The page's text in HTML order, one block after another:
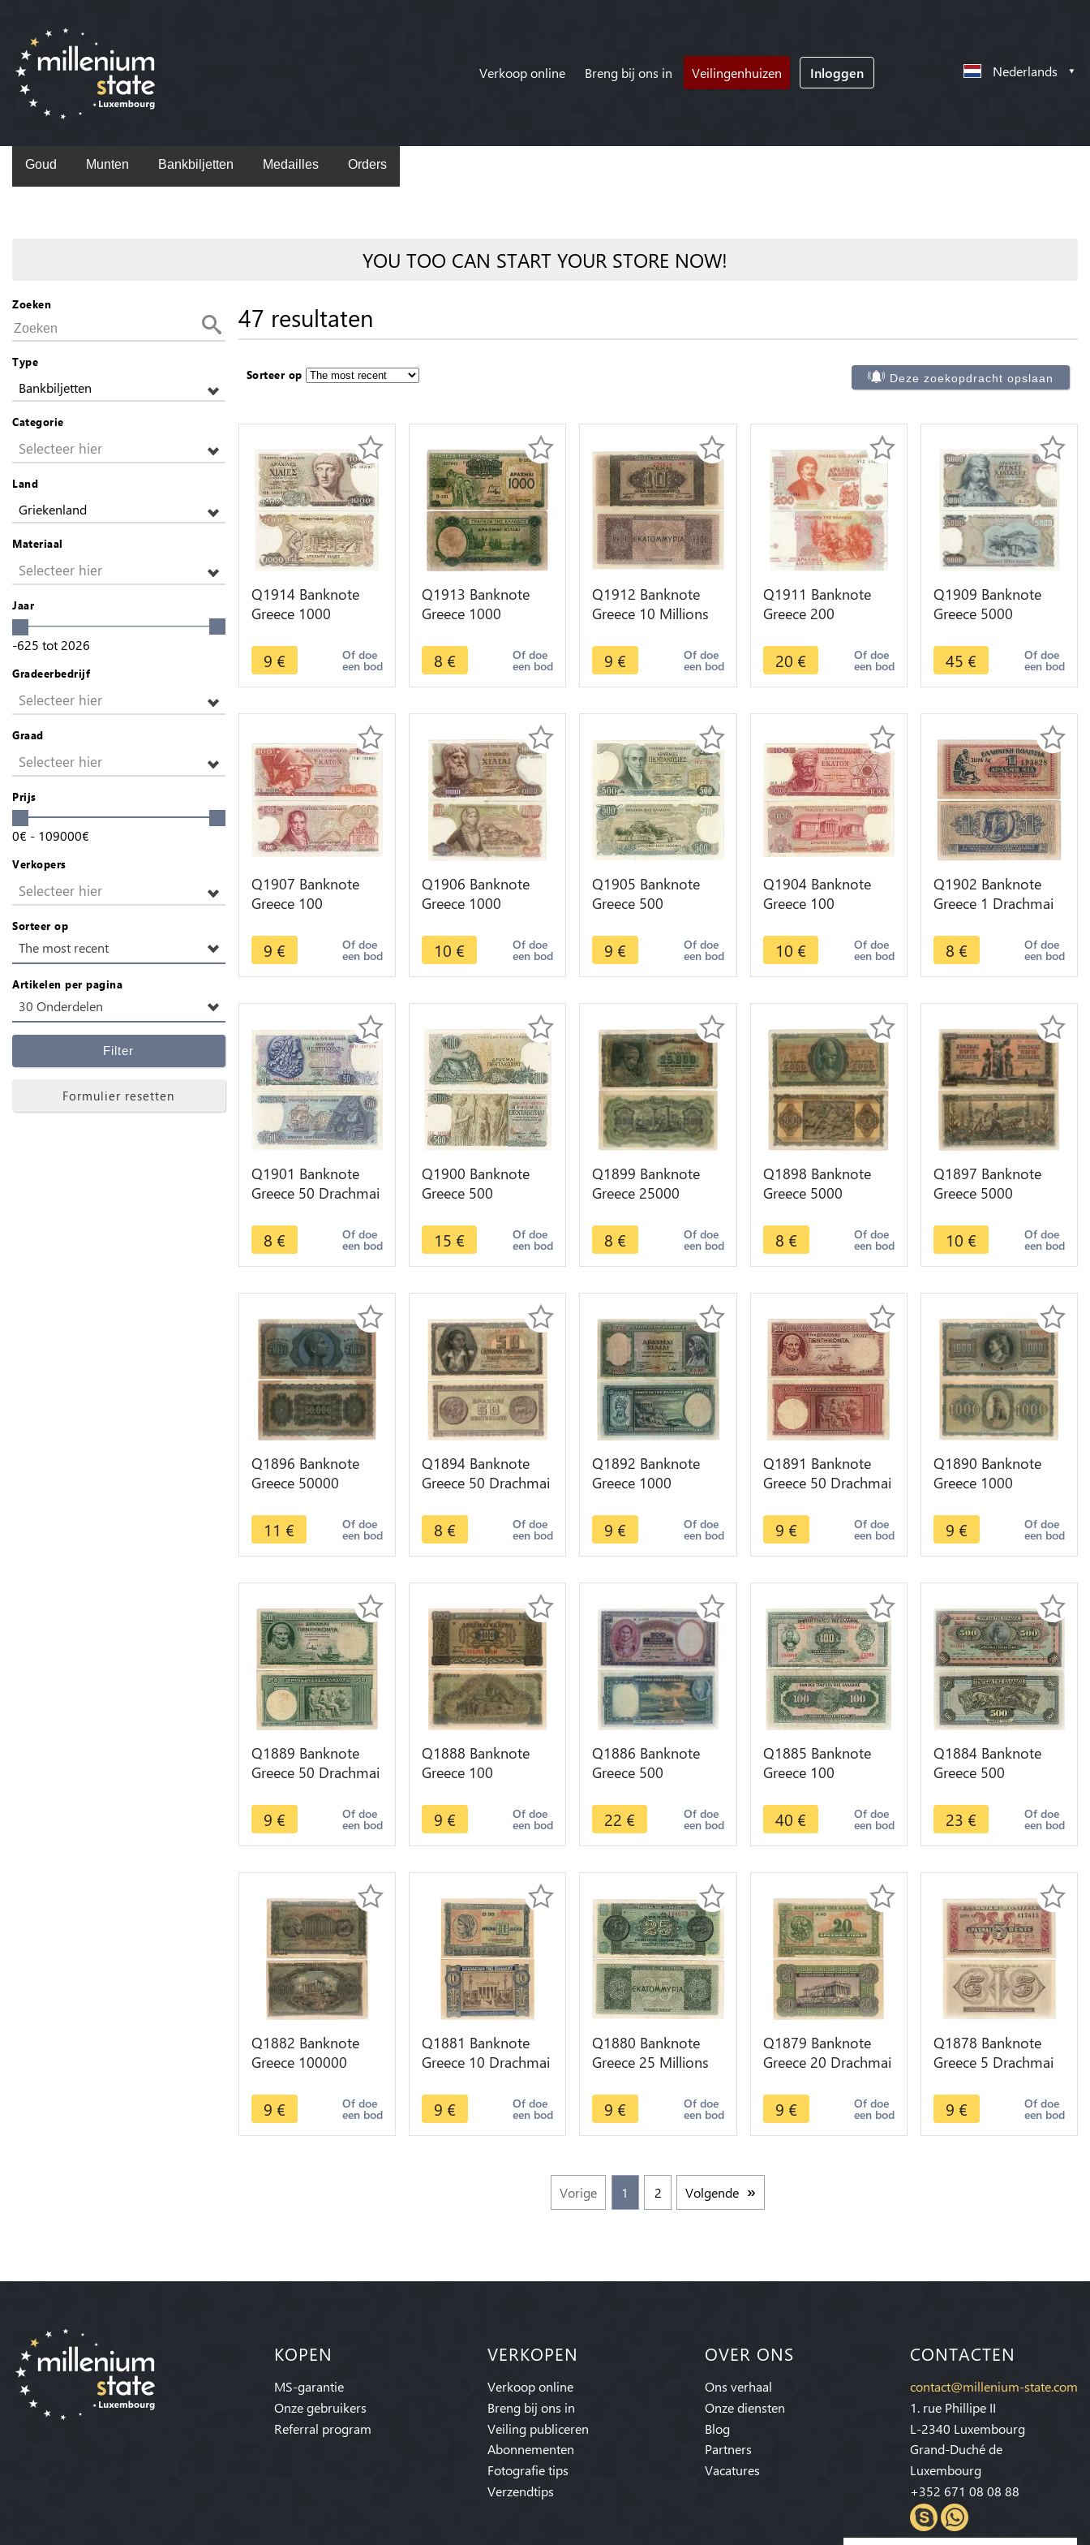
Verkoop online Breng bij ons in Veilingenhuizen Inloggen Nederlands
Goud Munten Bankbiljetten Medailles Orders
YOU TOO CAN START YOUR STORE NOW!
Zoeken
Type
Bankbiljetten
Categorie
Selecteer hier
Land
Griekenland
Materiaal
Selecteer hier
Jaar
-625 tot 2026
Gradeerbedrijf
Selecteer hier
Graad
Selecteer hier
Prijs
0€ - 109000€
Verkopers
Selecteer hier
Sorteer op
The most recent
Artikelen per pagina
30 Onderdelen
Filter
Formulier resetten
47 resultaten
Sorteer op Deze zoekopdracht opslaan
Q1914 Banknote
Greece 1000
1987 AU -> Make
offer
9 € Of doe
een bod
Q1913 Banknote
Greece 1000
Drachmes 1939 ->
Make offer
8 € Of doe
een bod
Q1912 Banknote
Greece 10 Millions
Make offer
9 € Of doe
een bod
Q1911 Banknote
Greece 200
Velestinlis Feraios
1996 ->M offer
20 € Of doe
een bod
Q1909 Banknote
Greece 5000
Theodoros
Kolokotronis 1984
AU
45 € Of doe
een bod
Q1907 Banknote
Greece 100
Athena Adamantios
Korais 1978
9 € Of doe
een bod
Q1906 Banknote
Greece 1000
-> Make offer
10 € Of doe
een bod
Q1905 Banknote
Greece 500
Capodistrias 1983
AU -> Make offer
9 € Of doe
een bod
Q1904 Banknote
Greece 100
Demokritos 1967
AU -> Make offer
10 € Of doe
een bod
Q1902 Banknote
Greece 1 Drachmai
Make offer
8 € Of doe
een bod
Q1901 Banknote
Greece 50 Drachmai
Make offer
8 € Of doe
een bod
Q1900 Banknote
Greece 500
> Make offer
15 € Of doe
een bod
Q1899 Banknote
Greece 25000
Deidamia 1943 ->
Make offer
8 € Of doe
een bod
Q1898 Banknote
Greece 5000
1943 -> Make offer
8 € Of doe
een bod
Q1897 Banknote
Greece 5000
Make offer
10 € Of doe
een bod
Q1896 Banknote
Greece 50000
Make offer
11 € Of doe
een bod
Q1894 Banknote
Greece 50 Drachmai
8 € Of doe
een bod
Q1892 Banknote
Greece 1000
1939 -> Make offer
9 € Of doe
een bod
Q1891 Banknote
Greece 50 Drachmai
Make offer
9 € Of doe
een bod
Q1890 Banknote
Greece 1000
Make offer
9 € Of doe
een bod
Q1889 Banknote
Greece 50 Drachmai
Make offer
9 € Of doe
een bod
Q1888 Banknote
Greece 100
Make offer
9 € Of doe
een bod
Q1886 Banknote
Greece 500
Make offer
22 € Of doe
een bod
Q1885 Banknote
Greece 100
Stavros 1927 ->
Make offer
40 € Of doe
een bod
Q1884 Banknote
Greece 500
Hellas 1932 ->
Make offer
23 € Of doe
een bod
Q1882 Banknote
Greece 100000
Make offer
9 € Of doe
een bod
Q1881 Banknote
Greece 10 Drachmai
offer
9 € Of doe
een bod
Q1880 Banknote
Greece 25 Millions
Make offer
9 € Of doe
een bod
Q1879 Banknote
Greece 20 Drachmai
9 € Of doe
een bod
Q1878 Banknote
Greece 5 Drachmai
offer
9 € Of doe
een bod
Vorige 1 2 Volgende
KOPEN
MS-garantie
Onze gebruikers
Referral program
VERKOPEN
Verkoop online
Breng bij ons in
Veiling publiceren
Abonnementen
Fotografie tips
Verzendtips
OVER ONS
Ons verhaal
Onze diensten
Blog
Partners
Vacatures
CONTACTEN
contact@millenium-state.com
1. rue Phillipe II
L-2340 Luxembourg
Grand-Duché de
Luxembourg
+352 671 08 08 88